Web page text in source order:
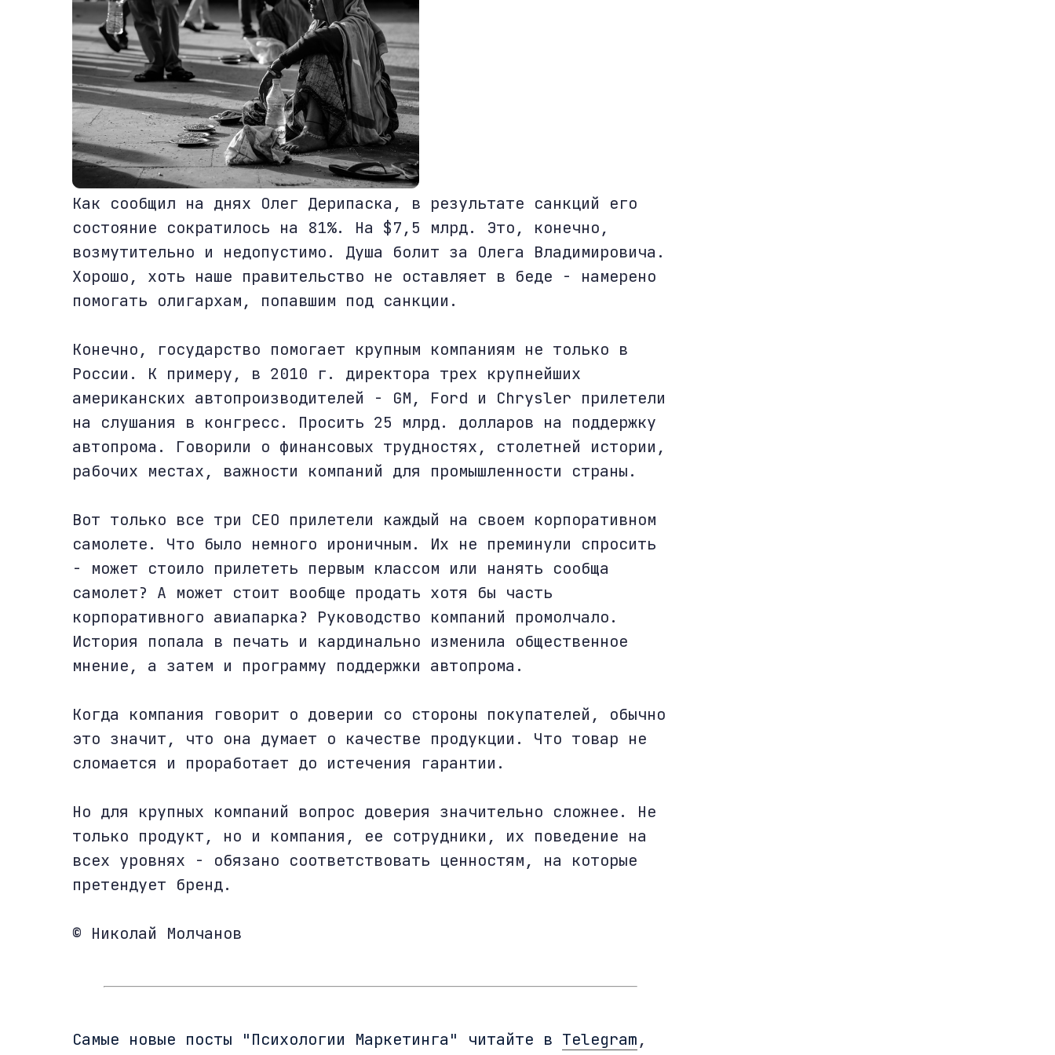
Как сообщил на днях Олег Дерипаска, в результате санкций его
состояние сократилось на 81%. На $7,5 млрд. Это, конечно,
возмутительно и недопустимо. Душа болит за Олега Владимировича.
Хорошо, хоть наше правительство не оставляет в беде - намерено
помогать олигархам, попавшим под санкции.
Конечно, государство помогает крупным компаниям не только в
России. К примеру, в 2010 г. директора трех крупнейших
американских автопроизводителей - GM, Ford и Chrysler прилетели
на слушания в конгресс. Просить 25 млрд. долларов на поддержку
автопрома. Говорили о финансовых трудностях, столетней истории,
рабочих местах, важности компаний для промышленности страны.
Вот только все три СЕО прилетели каждый на своем корпоративном
самолете. Что было немного ироничным. Их не преминули спросить
- может стоило прилететь первым классом или нанять сообща
самолет? А может стоит вообще продать хотя бы часть
корпоративного авиапарка? Руководство компаний промолчало.
История попала в печать и кардинально изменила общественное
мнение, а затем и программу поддержки автопрома.
Когда компания говорит о доверии со стороны покупателей, обычно
это значит, что она думает о качестве продукции. Что товар не
сломается и проработает до истечения гарантии.
Но для крупных компаний вопрос доверия значительно сложнее. Не
только продукт, но и компания, ее сотрудники, их поведение на
всех уровнях - обязано соответствовать ценностям, на которые
претендует бренд.
© Николай Молчанов
Cамые новые посты "Психологии Маркетинга" читайте в Telegram,